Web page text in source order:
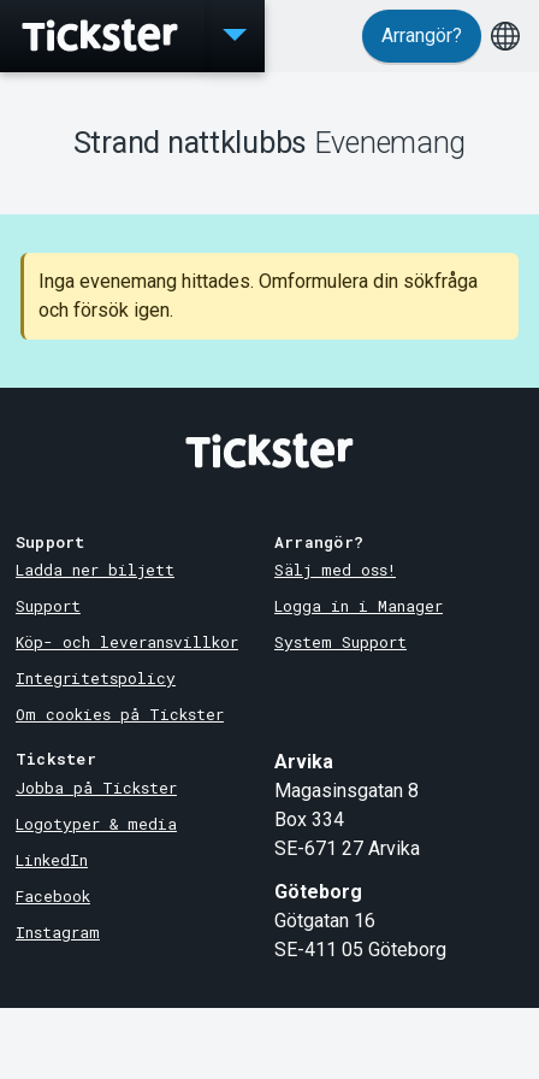
Evenemang
Support
Om Tickster
Arrangör?
Strand nattklubbs Evenemang
Inga evenemang hittades. Omformulera din sökfråga
och försök igen.
Support
Ladda ner biljett
Support
Köp- och leveransvillkor
Integritetspolicy
Om cookies på Tickster
Arrangör?
Sälj med oss!
Logga in i Manager
System Support
Tickster
Jobba på Tickster
Logotyper & media
LinkedIn
Facebook
Instagram
Arvika
Magasinsgatan 8
Box 334
SE-671 27 Arvika
Göteborg
Götgatan 16
SE-411 05 Göteborg